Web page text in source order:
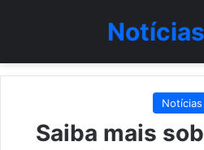
Notícias
Saiba mais